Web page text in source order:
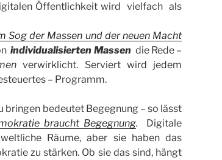
Öffentlichkeit wird vielfach als
Sog der Massen und der neuen Macht
individualisierten Massendie Rede –
verwirklicht. Serviert wird jedem
– Programm.
bringen bedeutet Begegnung – so lässt
braucht Begegnung.
Digitale
Räume, aber sie haben das
zu stärken. Ob sie das sind, hängt